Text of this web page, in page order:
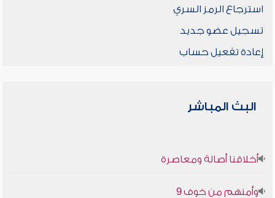
استرجاع الرمز السري
تسجيل عضو جديد
إعادة تفعيل حساب
البث المباشر
أخلاقنا أصالة ومعاصرة
وأمنهم من خوف 9